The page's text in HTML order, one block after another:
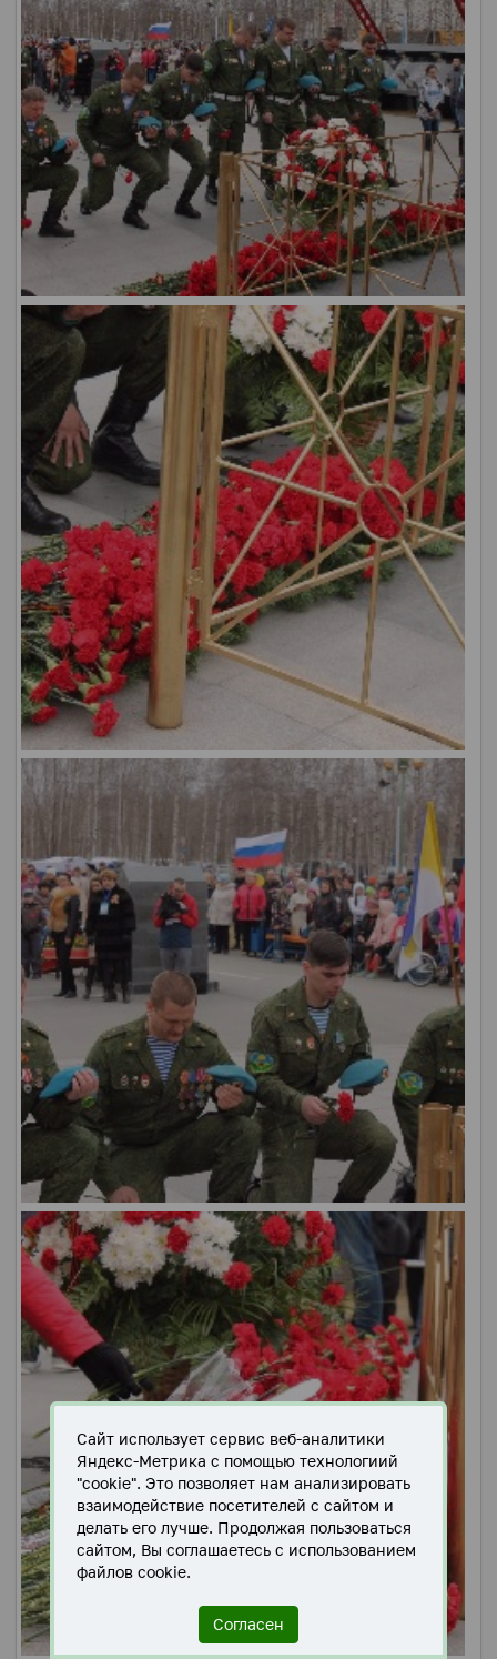
Сайт использует сервис веб-аналитики
Яндекс-Метрика с помощью технологиий
"cookie". Это позволяет нам анализировать
взаимодействие посетителей с сайтом и
делать его лучше. Продолжая пользоваться
сайтом, Вы соглашаетесь с использованием
файлов cookie.
Согласен